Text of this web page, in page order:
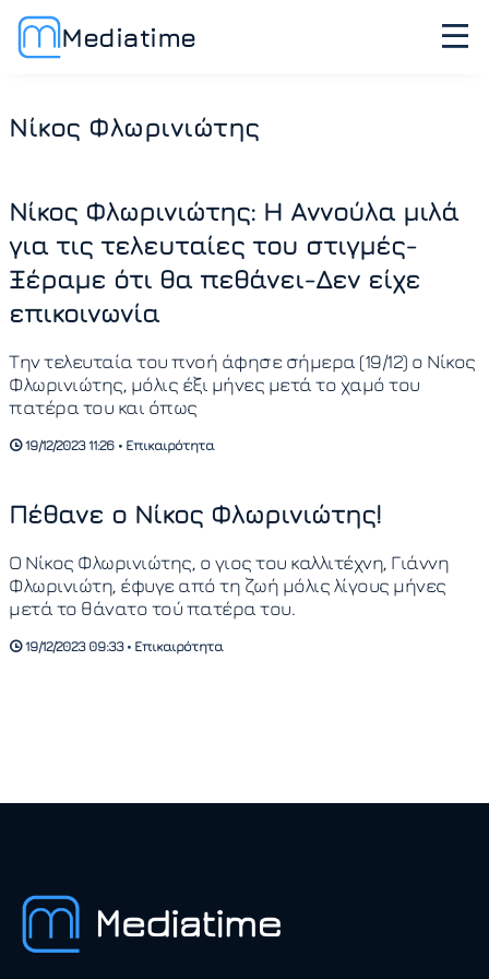
Mediatime
Νίκος Φλωρινιώτης
Νίκος Φλωρινιώτης: Η Αννούλα μιλά
για τις τελευταίες του στιγμές-
Ξέραμε ότι θα πεθάνει-Δεν είχε
επικοινωνία
Την τελευταία του πνοή άφησε σήμερα (19/12) ο Νίκος
Φλωρινιώτης, μόλις έξι μήνες μετά το χαμό του
πατέρα του και όπως
19/12/2023 11:26 • Επικαιρότητα
Πέθανε ο Νίκος Φλωρινιώτης!
Ο Νίκος Φλωρινιώτης, ο γιος του καλλιτέχνη, Γιάννη
Φλωρινιώτη, έφυγε από τη ζωή μόλις λίγους μήνες
μετά το θάνατο τού πατέρα του.
19/12/2023 09:33 • Επικαιρότητα